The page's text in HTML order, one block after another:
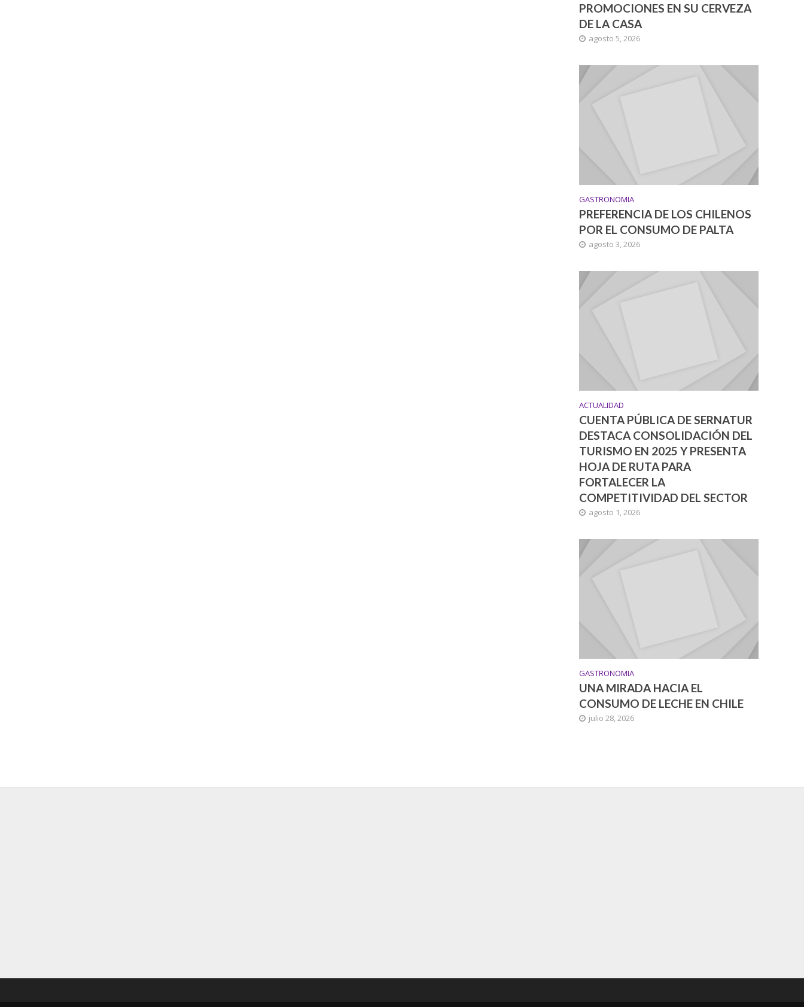
PROMOCIONES EN SU CERVEZA
DE LA CASA
agosto 5, 2026
GASTRONOMIA
PREFERENCIA DE LOS CHILENOS
POR EL CONSUMO DE PALTA
agosto 3, 2026
ACTUALIDAD
CUENTA PÚBLICA DE SERNATUR
DESTACA CONSOLIDACIÓN DEL
TURISMO EN 2025 Y PRESENTA
HOJA DE RUTA PARA
FORTALECER LA
COMPETITIVIDAD DEL SECTOR
agosto 1, 2026
GASTRONOMIA
UNA MIRADA HACIA EL
CONSUMO DE LECHE EN CHILE
julio 28, 2026